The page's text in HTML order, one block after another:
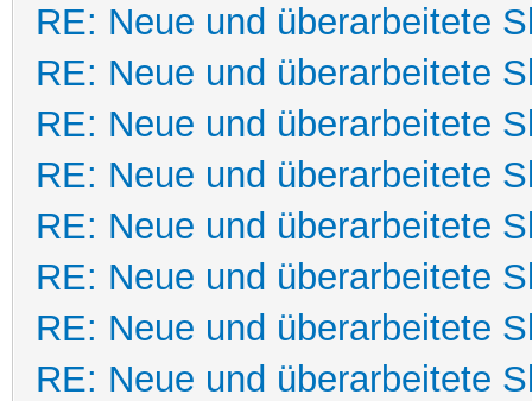
RE: Neue und überarbeitete
RE: Neue und überarbeitete
RE: Neue und überarbeitete
RE: Neue und überarbeitete
RE: Neue und überarbeitete
RE: Neue und überarbeitete
RE: Neue und überarbeitete
RE: Neue und überarbeitete